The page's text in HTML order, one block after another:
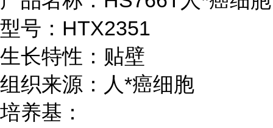
型号：HTX2351
生长特性：贴壁
组织来源：人*癌细胞
培养基：